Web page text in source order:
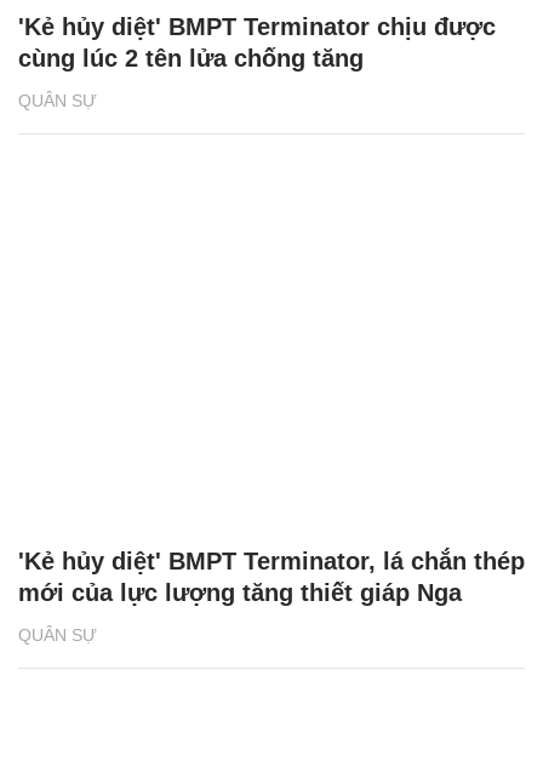
QUÂN SỰ
'Kẻ hủy diệt' BMPT Terminator chịu được
cùng lúc 2 tên lửa chống tăng
QUÂN SỰ
'Kẻ hủy diệt' BMPT Terminator, lá chắn thép
mới của lực lượng tăng thiết giáp Nga